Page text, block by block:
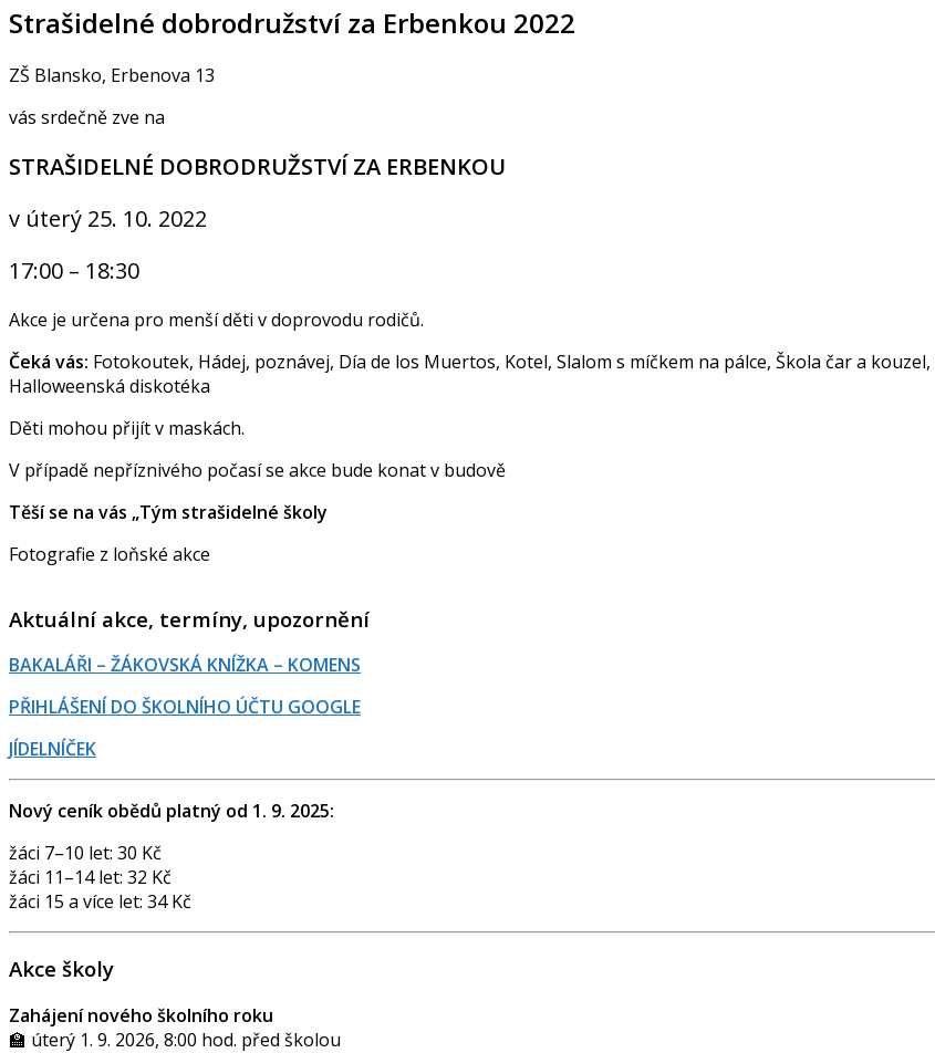
Strašidelné dobrodružství za Erbenkou 2022
ZŠ Blansko, Erbenova 13
vás srdečně zve na
STRAŠIDELNÉ DOBRODRUŽSTVÍ ZA ERBENKOU
v úterý 25. 10. 2022
17:00 – 18:30
Akce je určena pro menší děti v doprovodu rodičů.
Čeká vás: Fotokoutek, Hádej, poznávej, Día de los Muertos, Kotel, Slalom s míčkem na pálce, Škola čar a
Halloweenská diskotéka
Děti mohou přijít v maskách.
V případě nepříznivého počasí se akce bude konat v budově
Těší se na vás „Tým strašidelné školy
Fotografie z loňské akce
Aktuální akce, termíny, upozornění
BAKALÁŘI – ŽÁKOVSKÁ KNÍŽKA – KOMENS
PŘIHLÁŠENÍ DO ŠKOLNÍHO ÚČTU GOOGLE
JÍDELNÍČEK
Nový ceník obědů platný od 1. 9. 2025:
žáci 7–10 let: 30 Kč
žáci 11–14 let: 32 Kč
žáci 15 a více let: 34 Kč
Akce školy
Zahájení nového školního roku
🏫 úterý 1. 9. 2026, 8:00 hod. před školou